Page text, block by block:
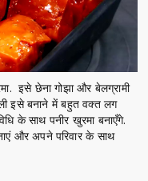
इसे छेना गोझा और बेलग्रामी
इसे बनाने में बहुत वक्त लग
के साथ पनीर खुरमा बनाएँगे.
और अपने परिवार के साथ